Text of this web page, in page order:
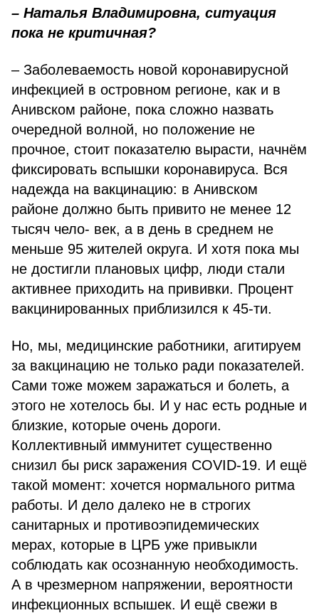
– Наталья Владимировна, ситуация
пока не критичная?
– Заболеваемость новой коронавирусной
инфекцией в островном регионе, как и в
Анивском районе, пока сложно назвать
очередной волной, но положение не
прочное, стоит показателю вырасти, начнём
фиксировать вспышки коронавируса. Вся
надежда на вакцинацию: в Анивском
районе должно быть привито не менее 12
тысяч чело- век, а в день в среднем не
меньше 95 жителей округа. И хотя пока мы
не достигли плановых цифр, люди стали
активнее приходить на прививки. Процент
вакцинированных приблизился к 45-ти.
Но, мы, медицинские работники, агитируем
за вакцинацию не только ради показателей.
Сами тоже можем заражаться и болеть, а
этого не хотелось бы. И у нас есть родные и
близкие, которые очень дороги.
Коллективный иммунитет существенно
снизил бы риск заражения COVID-19. И ещё
такой момент: хочется нормального ритма
работы. И дело далеко не в строгих
санитарных и противоэпидемических
мерах, которые в ЦРБ уже привыкли
соблюдать как осознанную необходимость.
А в чрезмерном напряжении, вероятности
инфекционных вспышек. И ещё свежи в